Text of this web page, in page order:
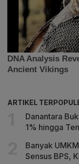
ARTIKEL
Danantara
1% hingga
Banyak
Sensus BPS,